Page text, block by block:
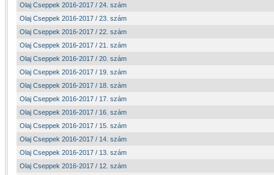
Olaj Cseppek 2016-2017 / 24. szám
Olaj Cseppek 2016-2017 / 23. szám
Olaj Cseppek 2016-2017 / 22. szám
Olaj Cseppek 2016-2017 / 21. szám
Olaj Cseppek 2016-2017 / 20. szám
Olaj Cseppek 2016-2017 / 19. szám
Olaj Cseppek 2016-2017 / 18. szám
Olaj Cseppek 2016-2017 / 17. szám
Olaj Cseppek 2016-2017 / 16. szám
Olaj Cseppek 2016-2017 / 15. szám
Olaj Cseppek 2016-2017 / 14. szám
Olaj Cseppek 2016-2017 / 13. szám
Olaj Cseppek 2016-2017 / 12. szám